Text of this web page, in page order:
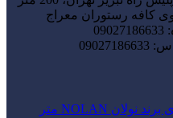
کافه رستوران معراج
متر